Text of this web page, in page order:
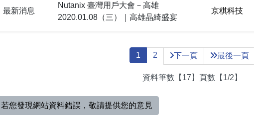
最新消息
Nutanix 臺灣用戶大會－高雄
2020.01.08（三）｜高雄晶綺盛宴
京稘科技
1 2 下一頁 最後一頁
資料筆數【17】頁數【1/2】
若您發現網站資料錯誤，敬請提供您的意見